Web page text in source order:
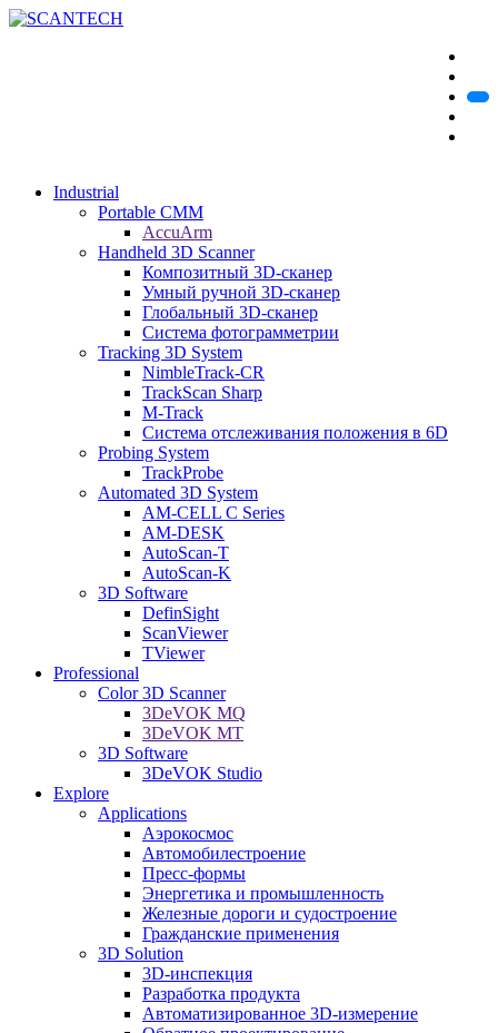
Industrial
Portable CMM
AccuArm
Handheld 3D Scanner
Композитный 3D-сканер
Умный ручной 3D-сканер
Глобальный 3D-сканер
Система фотограмметрии
Tracking 3D System
NimbleTrack-CR
TrackScan Sharp
M-Track
Система отслеживания положения в 6D
Probing System
TrackProbe
Automated 3D System
AM-CELL C Series
AM-DESK
AutoScan-T
AutoScan-K
3D Software
DefinSight
ScanViewer
TViewer
Professional
Color 3D Scanner
3DeVOK MQ
3DeVOK MT
3D Software
3DeVOK Studio
Explore
Applications
Аэрокосмос
Автомобилестроение
Пресс-формы
Энергетика и промышленность
Железные дороги и судостроение
Гражданские применения
3D Solution
3D-инспекция
Разработка продукта
Автоматизированное 3D-измерение